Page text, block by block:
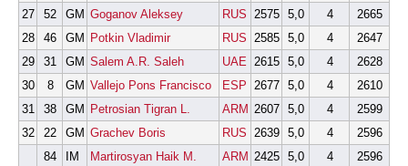
27
52 GM Goganov Aleksey RUS 2575 5,0 4
2665
28
46 GM Potkin Vladimir RUS 2585 5,0 4
2647
29
31 GM Salem A.R. Saleh UAE 2615 5,0 4
2628
30
8 GM Vallejo Pons Francisco ESP 2677 5,0 4
2610
31
38 GM Petrosian Tigran L. ARM 2607 5,0 4
2599
32
22 GM Grachev Boris RUS 2639 5,0 4
2596
84
IM Martirosyan Haik M. ARM 2425 5,0 4
2596